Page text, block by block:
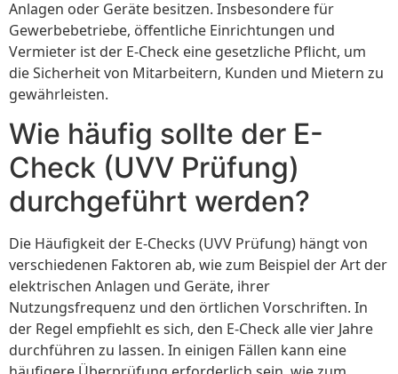
Anlagen oder Geräte besitzen. Insbesondere für
Gewerbebetriebe, öffentliche Einrichtungen und
Vermieter ist der E-Check eine gesetzliche Pflicht, um
die Sicherheit von Mitarbeitern, Kunden und Mietern zu
gewährleisten.
Wie häufig sollte der E-
Check (UVV Prüfung)
durchgeführt werden?
Die Häufigkeit der E-Checks (UVV Prüfung) hängt von
verschiedenen Faktoren ab, wie zum Beispiel der Art der
elektrischen Anlagen und Geräte, ihrer
Nutzungsfrequenz und den örtlichen Vorschriften. In
der Regel empfiehlt es sich, den E-Check alle vier Jahre
durchführen zu lassen. In einigen Fällen kann eine